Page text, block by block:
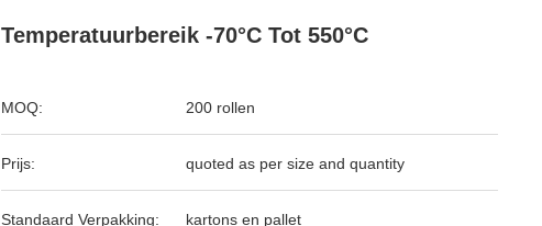
Temperatuurbereik -70°C Tot 550°C
MOQ: 200 rollen
Prijs: quoted as per size and quantity
Standaard Verpakking: kartons en pallet